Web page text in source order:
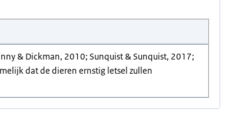
& Dickman, 2010; Sunquist & Sunquist, 2017;
dat de dieren ernstig letsel zullen